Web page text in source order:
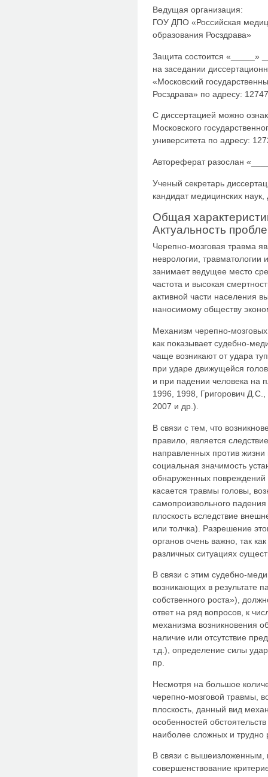
Ведущая организация:
ГОУ ДПО «Российская
образования Росздрава»
Защита состоится «_____»
на заседании
«Московский
Росздрава» по адресу:
С диссертацией можно
Московского
университета по адресу:
Автореферат разослан
Ученый секретарь
кандидат медицинских
Общая
Актуальность
Черепно-мозговая травма
неврологии, травматологии
занимает ведущее место
частота и высокая
активной части населения
наносимому обществу
Механизм черепно-
как показывает судебно-
чаще возникают от удара
при ударе движущейся
и при падении человека на
1996, 1998, Григорович
2007 и др.).
В связи с тем, что
правило, является
направленных против жизни
социальная значимость
обнаруженных
касается травмы головы,
самопроизвольного
плоскость вследствие
или толчка). Разрешение
органов очень важно, так
различных ситуациях
В связи с этим судебно-
возникающих в результате
собственного роста»),
ответ на ряд вопросов, к
механизма возникновения
наличие или отсутствие
т.д.), определение силы
пр.
Несмотря на большое
черепно-мозговой травмы,
плоскость, данный вид
особенностей
наиболее сложных и
В связи с вышеизложенным,
совершенствование